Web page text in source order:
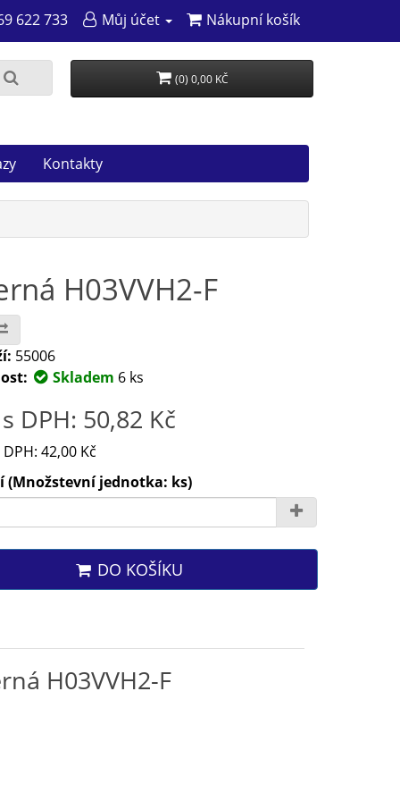
622 733 Můj účet Nákupní košík
(0) 0,00 KČ
Kontakty
H03VVH2-F
55006
Skladem 6 ks
DPH: 50,82 Kč
42,00 Kč
(Množstevní jednotka: ks)
DO KOŠÍKU
H03VVH2-F